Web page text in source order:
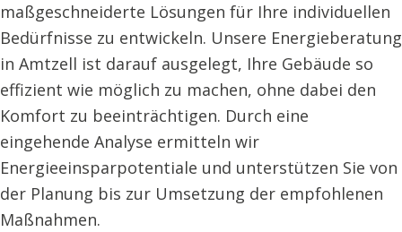
maßgeschneiderte Lösungen für Ihre individuellen
Bedürfnisse zu entwickeln. Unsere Energieberatung
in Amtzell ist darauf ausgelegt, Ihre Gebäude so
effizient wie möglich zu machen, ohne dabei den
Komfort zu beeinträchtigen. Durch eine
eingehende Analyse ermitteln wir
Energieeinsparpotentiale und unterstützen Sie von
der Planung bis zur Umsetzung der empfohlenen
Maßnahmen.